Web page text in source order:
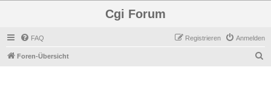
Cgi Forum
FAQ Anmelden
Registrieren
Foren-Übersicht